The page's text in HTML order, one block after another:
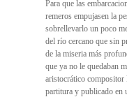
Para que las
remeros empujasen la
sobrellevarlo un poco
del río cercano que sin
de la miseria más
que ya no le quedaban
aristocrático
partitura y publicado en